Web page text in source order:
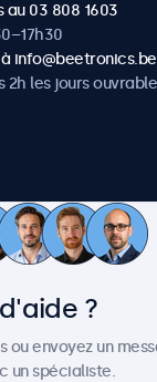
au 03 808 1603
info@beetronics.be
2h les jours
Actualités et
?
ou envoyez un
un spécialiste.